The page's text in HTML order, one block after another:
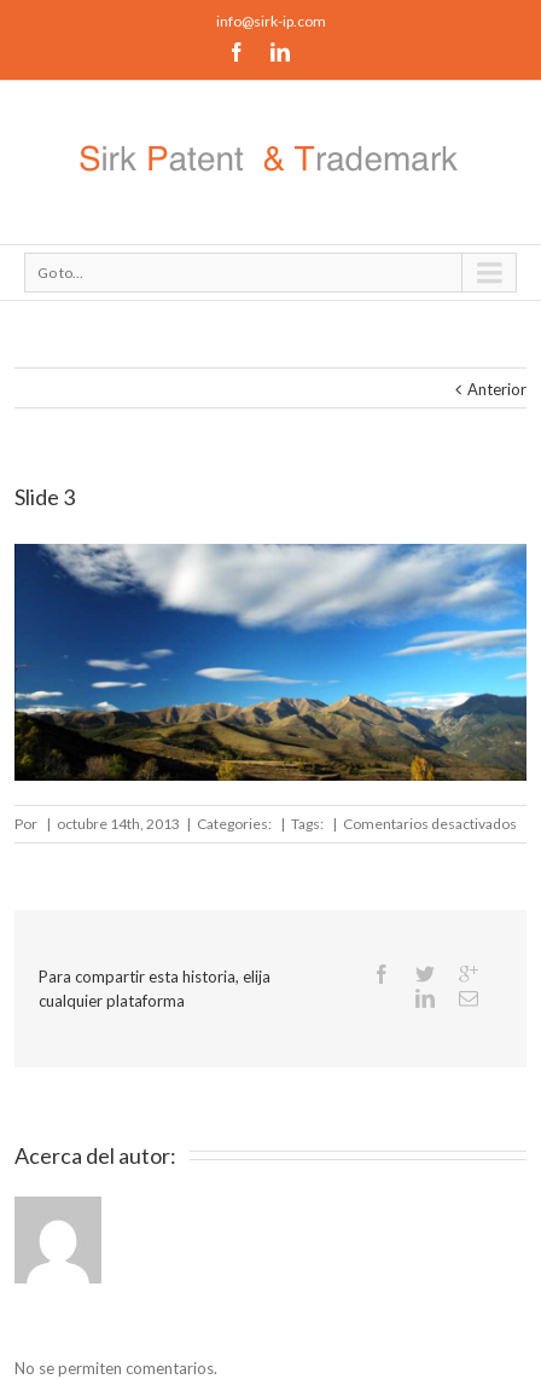
info@sirk-ip.com
Go to...
Anterior
Slide 3
Por | octubre 14th, 2013 | Categories: | Tags: | Comentarios desactivados
Para compartir esta historia, elija
cualquier plataforma
Acerca del autor:
No se permiten comentarios.